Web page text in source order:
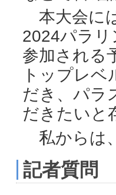
本大会に
2024パラ
参加される
トップレ
だき、パラ
だきたいと
私からは
記者質問